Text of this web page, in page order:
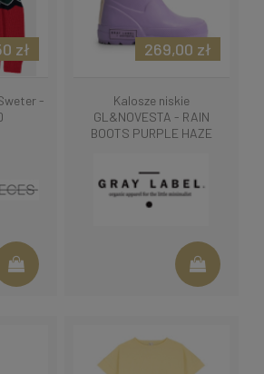
-
zł
Kalosze niskie
GL&NOVESTA - RAIN
BOOTS PURPLE HAZE
269,00 zł